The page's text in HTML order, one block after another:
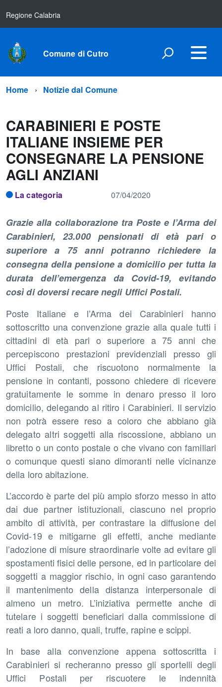
Regione Calabria
Comune di Cutro
Home Notizie dal Comune
CARABINIERI E POSTE
ITALIANE INSIEME PER
CONSEGNARE LA PENSIONE
AGLI ANZIANI
La categoria 07/04/2020
Grazie alla collaborazione tra Poste e l’Arma dei
Carabinieri, 23.000 pensionati di età pari o
superiore a 75 anni potranno richiedere la
consegna della pensione a domicilio per tutta la
durata dell’emergenza da Covid-19, evitando
così di doversi recare negli Uffici Postali.
Poste Italiane e l’Arma dei Carabinieri hanno
sottoscritto una convenzione grazie alla quale tutti i
cittadini di età pari o superiore a 75 anni che
percepiscono prestazioni previdenziali presso gli
Uffici Postali, che riscuotono normalmente la
pensione in contanti, possono chiedere di ricevere
gratuitamente le somme in denaro presso il loro
domicilio, delegando al ritiro i Carabinieri. Il servizio
non potrà essere reso a coloro che abbiano già
delegato altri soggetti alla riscossione, abbiano un
libretto o un conto postale o che vivano con familiari
o comunque questi siano dimoranti nelle vicinanze
della loro abitazione.
L’accordo è parte del più ampio sforzo messo in atto
dai due partner istituzionali, ciascuno nel proprio
ambito di attività, per contrastare la diffusione del
Covid-19 e mitigarne gli effetti, anche mediante
l’adozione di misure straordinarie volte ad evitare gli
spostamenti fisici delle persone, ed in particolare dei
soggetti a maggior rischio, in ogni caso garantendo
il mantenimento della distanza interpersonale di
almeno un metro. L’iniziativa permette anche di
tutelare i soggetti beneficiari dalla commissione di
reati a loro danno, quali, truffe, rapine e scippi.
In base alla convenzione appena sottoscritta i
Carabinieri si recheranno presso gli sportelli degli
Uffici Postali per riscuotere le indennità